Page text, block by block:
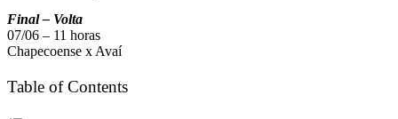
Final – Volta
07/06 – 11 horas
Chapecoense x Avaí
Table of Contents